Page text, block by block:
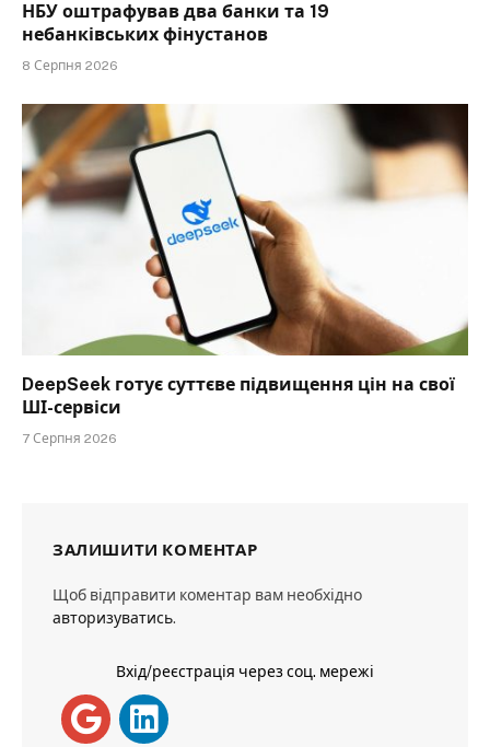
НБУ оштрафував два банки та 19
небанківських фінустанов
8 Серпня 2026
DeepSeek готує суттєве підвищення цін на свої
ШІ-сервіси
7 Серпня 2026
ЗАЛИШИТИ КОМЕНТАР
Щоб відправити коментар вам необхідно
авторизуватись.
Вхід/реєстрація через соц. мережі